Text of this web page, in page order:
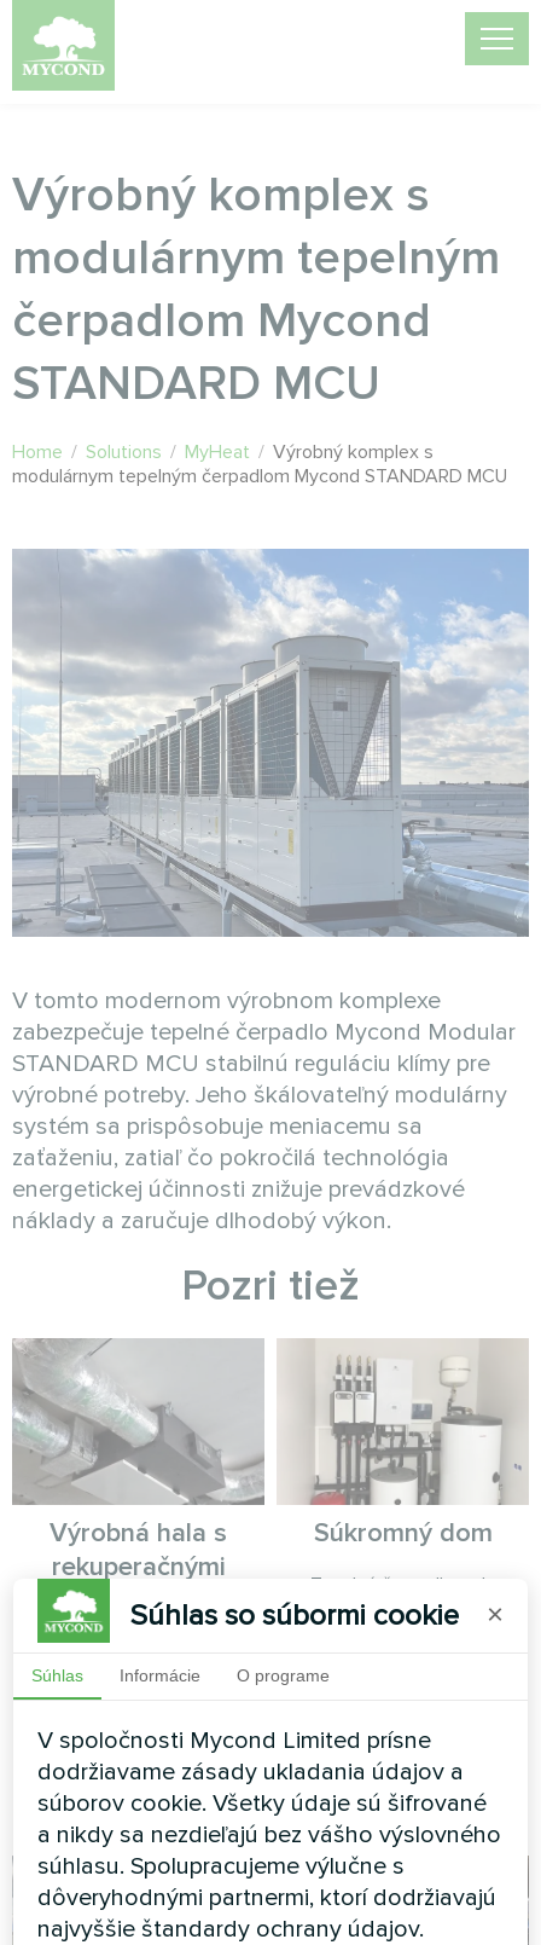
Výrobný komplex s
modulárnym tepelným
čerpadlom Mycond
STANDARD MCU
Home / Solutions / MyHeat / Výrobný komplex s
modulárnym tepelným čerpadlom Mycond STANDARD MCU
V tomto modernom výrobnom komplexe
zabezpečuje tepelné čerpadlo Mycond Modular
STANDARD MCU stabilnú reguláciu klímy pre
výrobné potreby. Jeho škálovateľný modulárny
systém sa prispôsobuje meniacemu sa
zaťaženiu, zatiaľ čo pokročilá technológia
energetickej účinnosti znižuje prevádzkové
náklady a zaručuje dlhodobý výkon.
Pozri tiež
Výrobná hala s
rekuperačnými
vetracími jednotkami
Mycond MVC700-A
Vetracia jednotka s
MVC700-A zaisťuje neustály
prísun čerstvého vzduchu a
zároveň spätne získava teplo
z odpadového vzduchu.
Súkromný dom
Tepelné čerpadlo radu
BeeHeat
Súhlas so súbormi cookie ×
Súhlas Informácie O programe
V spoločnosti Mycond Limited prísne
dodržiavame zásady ukladania údajov a
súborov cookie. Všetky údaje sú šifrované
a nikdy sa nezdieľajú bez vášho výslovného
súhlasu. Spolupracujeme výlučne s
dôveryhodnými partnermi, ktorí dodržiavajú
najvyššie štandardy ochrany údajov.